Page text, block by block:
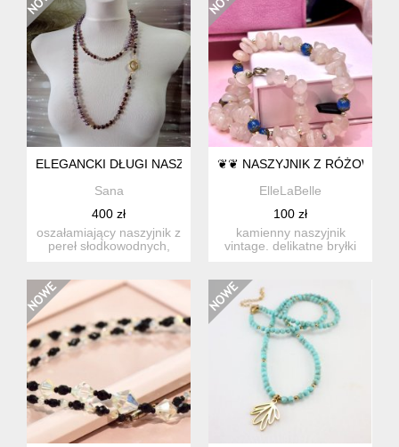
ELEGANCKI DŁUGI NASZYJNIK Z PEREŁ
Sana
400 zł
oszałamiający naszyjnik z
pereł słodkowodnych,
❦❦ NASZYJNIK Z
ElleLaBelle
100 zł
kamienny naszyjnik
vintage. delikatne bryłki